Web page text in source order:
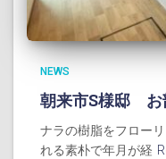
NEWS
朝来市S様邸 お
ナラの樹脂をフロー
れる素朴で年月が経